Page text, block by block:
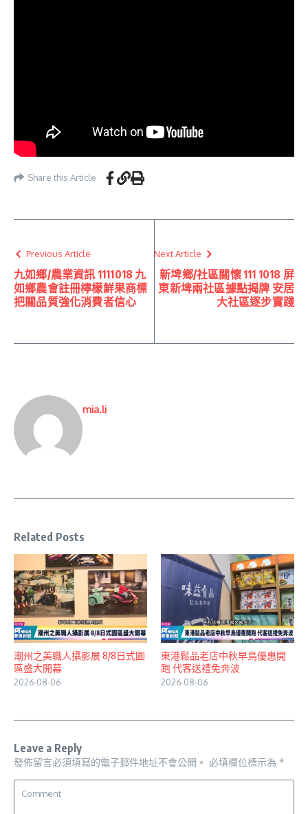
Share this Article
Previous Article
九如鄉/農業資訊 1111018 九
如鄉農會註冊檸檬鮮果商標
把關品質強化消費者信心
Next Article
新埤鄉/社區關懷 111 1018 屏
東新埤兩社區據點揭牌 安居
大社區逐步實踐
mia.li
Related Posts
潮州之美職人攝影展 8/8日式園
區盛大開幕
2026-08-06
東港鬆品老店中秋早鳥優惠開
跑 代客送禮免奔波
2026-08-06
Leave a Reply
發佈留言必須填寫的電子郵件地址不會公開。 必填欄位標示為 *